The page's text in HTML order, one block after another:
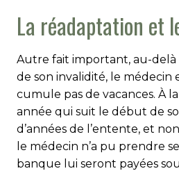
La réadaptation et
Autre fait important, au-delà
de son in­validité, le médecin
cumule pas de vacances. À
année qui suit le début de
d’années de l’entente, et non
le médecin n’a pu prendre
banque lui seront payées